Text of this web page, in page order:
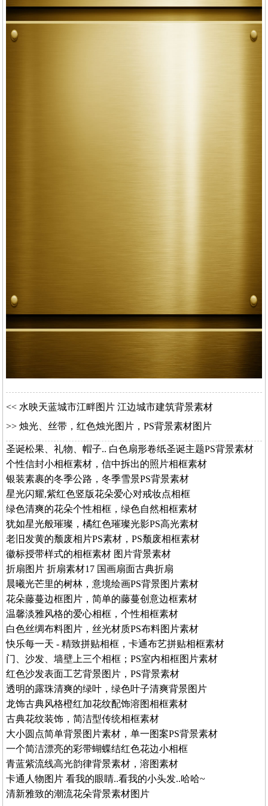
<< 水映天蓝城市江畔图片 江边城市建筑背景素材
>> 烛光、丝带，红色烛光图片，PS背景素材图片
圣诞松果、礼物、帽子.. 白色扇形卷纸圣诞主题PS背景素材
个性信封小相框素材，信中拆出的照片相框素材
银装素裹的冬季公路，冬季雪景PS背景素材
星光闪耀,紫红色竖版花朵爱心对戒妆点相框
绿色清爽的花朵个性相框，绿色自然相框素材
犹如星光般璀璨，橘红色璀璨光影PS高光素材
老旧发黄的颓废相片PS素材，PS颓废相框素材
徽标授带样式的相框素材 图片背景素材
折扇图片 折扇素材17 国画扇面古典折扇
晨曦光芒里的树林，意境绘画PS背景图片素材
花朵藤蔓边框图片，简单的藤蔓创意边框素材
温馨淡雅风格的爱心相框，个性相框素材
白色丝绸布料图片，丝光材质PS布料图片素材
快乐每一天 - 精致拼贴相框，卡通布艺拼贴相框素材
门、沙发、墙壁上三个相框；PS室内相框图片素材
红色沙发表面工艺背景图片，PS背景素材
透明的露珠清爽的绿叶，绿色叶子清爽背景图片
龙饰古典风格橙红加花纹配饰溶图相框素材
古典花纹装饰，简洁型传统相框素材
大小圆点简单背景图片素材，单一图案PS背景素材
一个简洁漂亮的彩带蝴蝶结红色花边小相框
青蓝紫流线高光韵律背景素材，溶图素材
卡通人物图片 看我的眼睛..看我的小头发..哈哈~
清新雅致的潮流花朵背景素材图片